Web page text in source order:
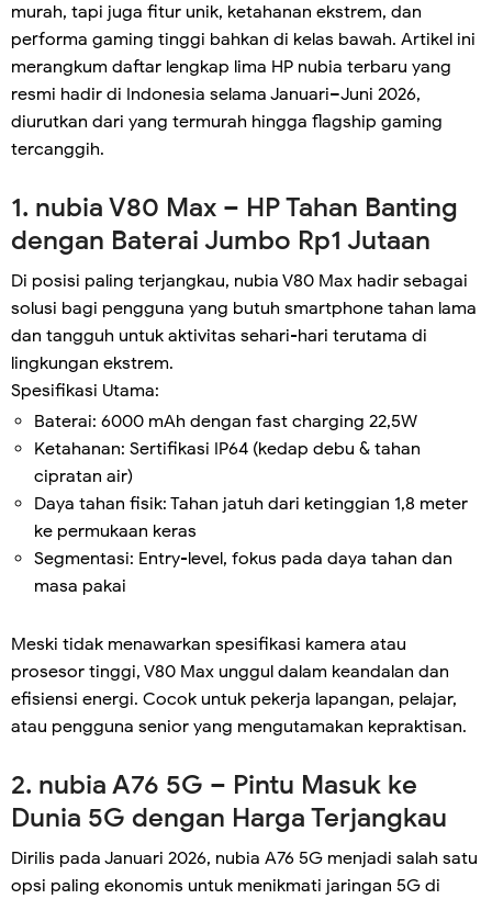
murah, tapi juga fitur unik, ketahanan ekstrem, dan
performa gaming tinggi bahkan di kelas bawah. Artikel ini
merangkum daftar lengkap lima HP nubia terbaru yang
resmi hadir di Indonesia selama Januari–Juni 2026,
diurutkan dari yang termurah hingga flagship gaming
tercanggih.
1. nubia V80 Max – HP Tahan Banting
dengan Baterai Jumbo Rp1 Jutaan
Di posisi paling terjangkau, nubia V80 Max hadir sebagai
solusi bagi pengguna yang butuh smartphone tahan lama
dan tangguh untuk aktivitas sehari-hari terutama di
lingkungan ekstrem.
Spesifikasi Utama:
Baterai: 6000 mAh dengan fast charging 22,5W
Ketahanan: Sertifikasi IP64 (kedap debu & tahan
cipratan air)
Daya tahan fisik: Tahan jatuh dari ketinggian 1,8 meter
ke permukaan keras
Segmentasi: Entry-level, fokus pada daya tahan dan
masa pakai
Meski tidak menawarkan spesifikasi kamera atau
prosesor tinggi, V80 Max unggul dalam keandalan dan
efisiensi energi. Cocok untuk pekerja lapangan, pelajar,
atau pengguna senior yang mengutamakan kepraktisan.
2. nubia A76 5G – Pintu Masuk ke
Dunia 5G dengan Harga Terjangkau
Dirilis pada Januari 2026, nubia A76 5G menjadi salah satu
opsi paling ekonomis untuk menikmati jaringan 5G di